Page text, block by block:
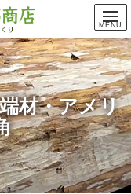
材・アメリ
MENU